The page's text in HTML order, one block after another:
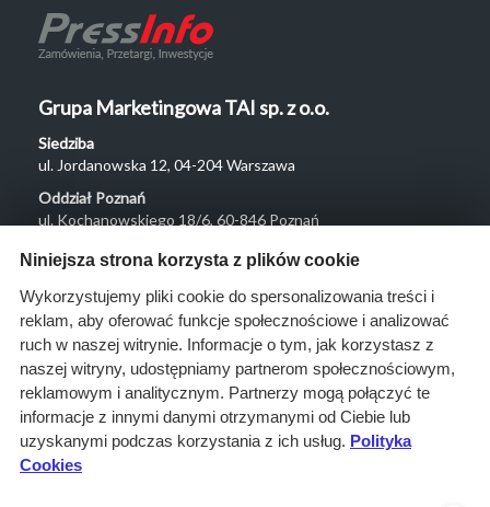
Grupa Marketingowa TAI sp. z o.o.
Siedziba
ul. Jordanowska 12, 04-204 Warszawa
Oddział Poznań
ul. Kochanowskiego 18/6, 60-846 Poznań
Menu
O nas
Rozwiązania
Monitoring
przetargów
Raporty
przetargowe
Niniejsza strona korzysta z plików cookie
Wykorzystujemy pliki cookie do spersonalizowania treści i
reklam, aby oferować funkcje społecznościowe i analizować
ruch w naszej witrynie. Informacje o tym, jak korzystasz z
naszej witryny, udostępniamy partnerom społecznościowym,
reklamowym i analitycznym. Partnerzy mogą połączyć te
informacje z innymi danymi otrzymanymi od Ciebie lub
uzyskanymi podczas korzystania z ich usług. Polityka
Cookies